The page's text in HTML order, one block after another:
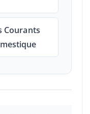
Courants